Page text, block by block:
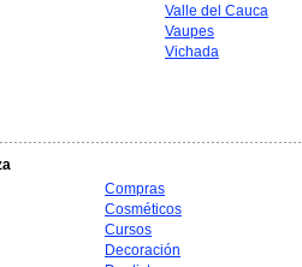
Valle del Cauca
Vaupes
Vichada
Compras
Cosméticos
Cursos
Decoración